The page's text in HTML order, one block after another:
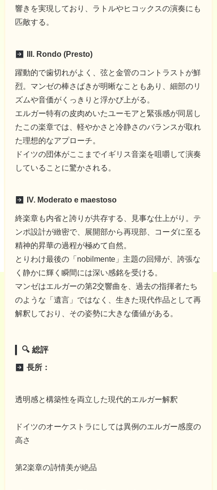
響きを実現しており、ラトルやヒコックスの演奏にも
匹敵する。
III. Rondo (Presto)
躍動的で歯切れがよく、弦と金管のコントラストが鮮
烈。マンゼの棒さばきが明晰なこともあり、細部のリ
ズムや音価がくっきりと浮かび上がる。
エルガー特有の皮肉めいたユーモアと緊張感が同居し
たこの楽章では、軽やかさと冷静さのバランスが取れ
た理想的なアプローチ。
ドイツの団体がここまでイギリス音楽を咀嚼して演奏
していることに驚かされる。
IV. Moderato e maestoso
終楽章も内省と誇りが共存する、見事な仕上がり。テ
ンポ設計が緻密で、展開部から再現部、コーダに至る
精神的昇華の過程が極めて自然。
とりわけ最後の「nobilmente」主題の回帰が、誇張な
く静かに輝く瞬間には深い感銘を受ける。
マンゼはエルガーの第2交響曲を、過去の指揮者たち
のような「遺言」ではなく、生きた現代作品として再
解釈しており、その姿勢に大きな価値がある。
🔍 総評
長所：
透明感と構築性を両立した現代的エルガー解釈
ドイツのオーケストラにしては異例のエルガー感度の
高さ
第2楽章の詩情美が絶品